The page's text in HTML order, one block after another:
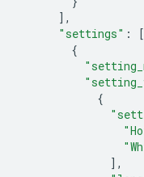
],
"settings" :
[
{
{
],